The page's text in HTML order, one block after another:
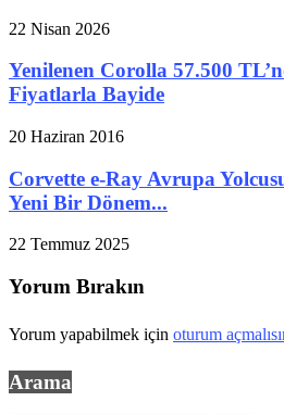
22 Nisan 2026
Yenilenen Corolla 57.500
Fiyatlarla Bayide
20 Haziran 2016
Corvette e-Ray Avrupa
Yeni Bir Dönem...
22 Temmuz 2025
Yorum Bırakın
Yorum yapabilmek için oturum
Arama